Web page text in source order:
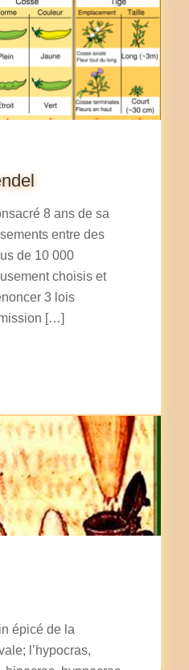
8 ans de sa
entre des
de 10 000
choisis et
3 lois
[…]
épicé de la
l’hypocras,